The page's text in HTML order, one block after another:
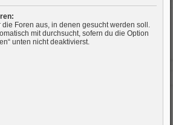
Foren aus, in denen gesucht werden soll.
mit durchsucht, sofern du die Option
unten nicht deaktivierst.